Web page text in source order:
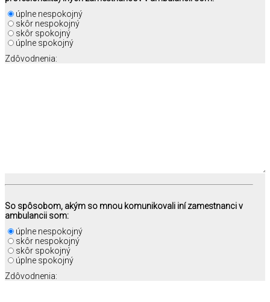
úplne nespokojný
skôr nespokojný
skôr spokojný
úplne spokojný
Zdôvodnenia:
So spôsobom, akým so mnou komunikovali iní zamestnanci v
ambulancii som:
úplne nespokojný
skôr nespokojný
skôr spokojný
úplne spokojný
Zdôvodnenia: